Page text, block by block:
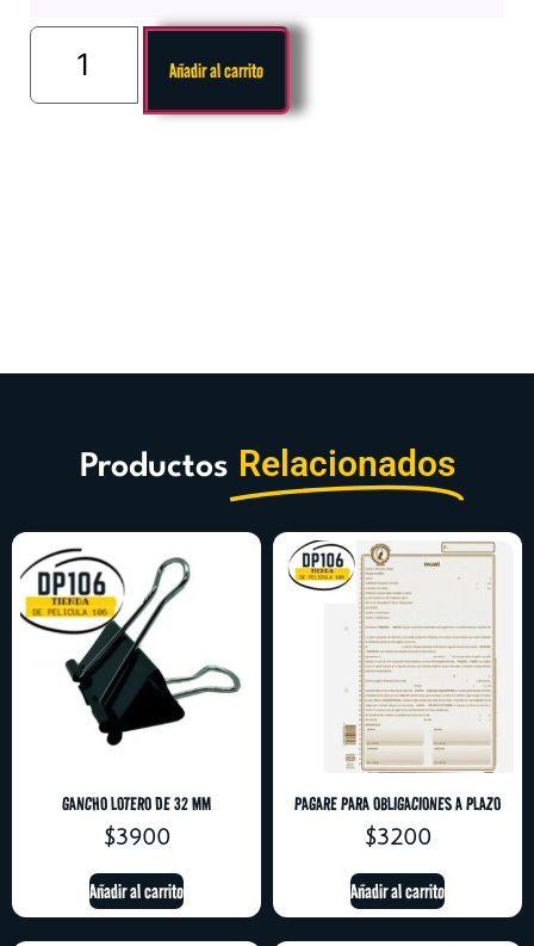
Añadir al carrito
Productos Relacionados
GANCHO LOTERO DE 32 MM
$3900
Añadir al carrito
PAGARE PARA OBLIGACIONES A PLAZO
$3200
Añadir al carrito